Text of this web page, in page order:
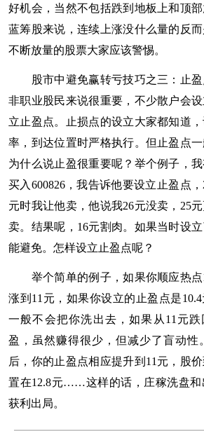
好机会，当然不包括跌到地板上和顶
蓝筹股来说，连续上涨没什么量的反
不断放量的股票大家应该警惕。
股市中避免赢转亏技巧之三：止盈
非职业股民来说很重要，不少散户会
立止盈点。止损点的设立大家都知道
率，到达位置时严格执行。但止盈点一
为什么说止盈很重要呢？举个例子，
买入600826，我告诉他要设立止盈点
元时我让他卖，他说我26元没卖，25
卖。结果呢，16元割肉。如果当时设
能避免。怎样设立止盈点呢？
举个简单的例子，如果你顺应热点
涨到11元，如果你设立的止盈点是10.4
一般不会把你洗出去，如果从11元跌
盈，虽然赚得很少，但减少了盲动性
后，你的止盈点相应提升到11元，股
置在12.8元……这样的话，庄稼洗盘和
获利出局。